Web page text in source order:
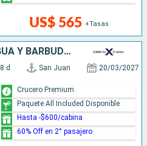
US$ 565 +Tasas
ESTADOS UNIDOS, ANTIGUA Y BARBUDA, DOMINICA, SANTA LUCIA, BARBADOS, PUERTO RICO
8 d San Juan 20/03/2027
Crucero Premium
Paquete All Included Disponible
Hasta -$600/cabina
60% Off en 2° pasajero